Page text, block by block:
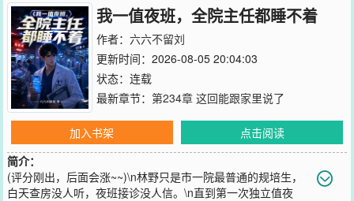
我一值夜班，全院主任都睡不着
作者： 六六不留刘
更新时间：2026-08-05 20:04:03
状态：连载
最新章节： 第234章 这回能跟家里说了
加入书架
点击阅读
简介：
(评分刚出，后面会涨~~)\n林野只是市一院最普通的规培生，
白天查房没人听，夜班接诊没人信。\n直到第一次独立值夜